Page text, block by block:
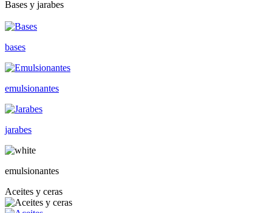
Bases y jarabes
bases
emulsionantes
jarabes
emulsionantes
Aceites y ceras